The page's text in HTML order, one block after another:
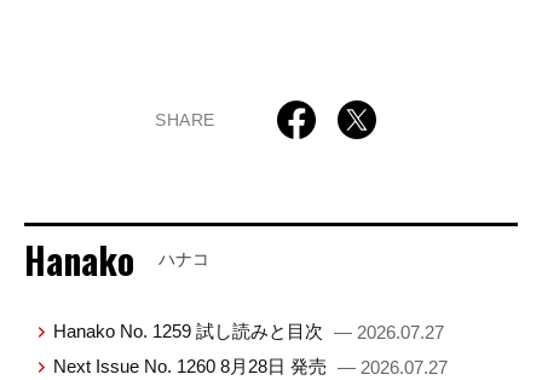
SHARE
Hanako ハナコ
Hanako No. 1259 試し読みと目次 — 2026.07.27
Next Issue No. 1260 8月28日 発売 — 2026.07.27